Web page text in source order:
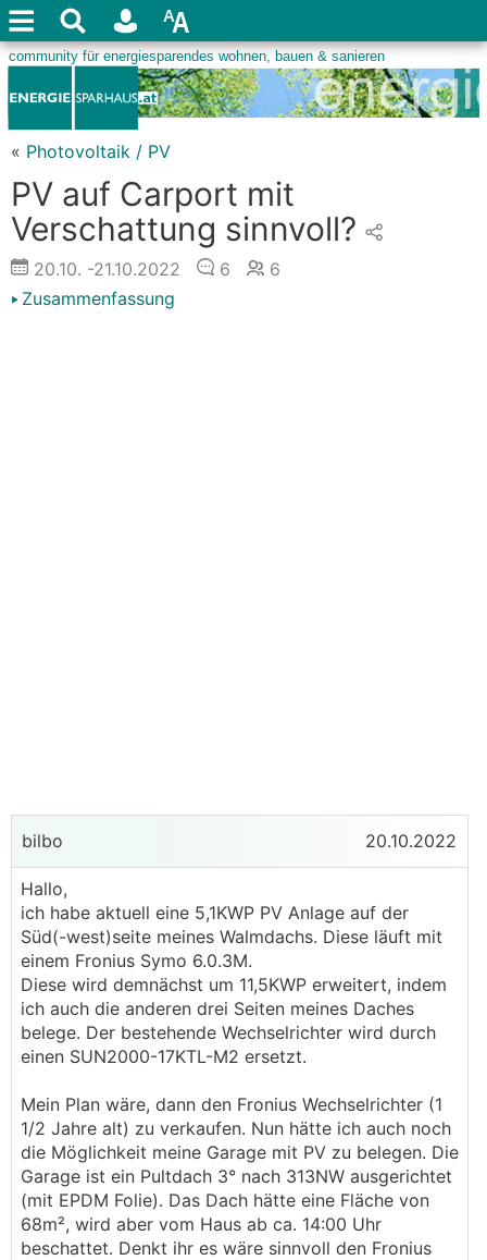
« Photovoltaik / PV
PV auf Carport mit
Verschattung sinnvoll?
20.10. -21.10.2022 6
6
Zusammenfassung
bilbo 20.10.2022
Hallo,
ich habe aktuell eine 5,1KWP PV Anlage auf der
Süd(-west)seite meines Walmdachs. Diese läuft mit
einem Fronius Symo 6.0.3M.
Diese wird demnächst um 11,5KWP erweitert, indem
ich auch die anderen drei Seiten meines Daches
belege. Der bestehende Wechselrichter wird durch
einen SUN2000-17KTL-M2 ersetzt.
Mein Plan wäre, dann den Fronius Wechselrichter (1
1/2 Jahre alt) zu verkaufen. Nun hätte ich auch noch
die Möglichkeit meine Garage mit PV zu belegen. Die
Garage ist ein Pultdach 3° nach 313NW ausgerichtet
(mit EPDM Folie). Das Dach hätte eine Fläche von
68m², wird aber vom Haus ab ca. 14:00 Uhr
beschattet. Denkt ihr es wäre sinnvoll den Fronius